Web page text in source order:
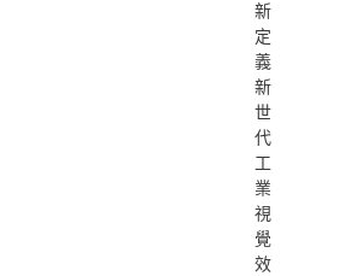
新
定
義
新
世
代
工
業
視
覺
效